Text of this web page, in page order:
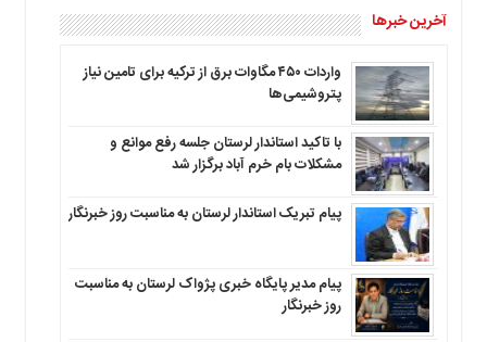
آخرین خبرها
واردات ۴۵۰ مگاوات برق از ترکیه برای تامین نیاز
پتروشیمی‌ها
با تاکید استاندار لرستان جلسه رفع موانع و
مشکلات بام خرم آباد برگزار شد
پیام تبریک استاندار لرستان به‌ مناسبت روز خبرنگار
پیام مدیر پایگاه خبری پژواک لرستان به مناسبت
روز خبرنگار